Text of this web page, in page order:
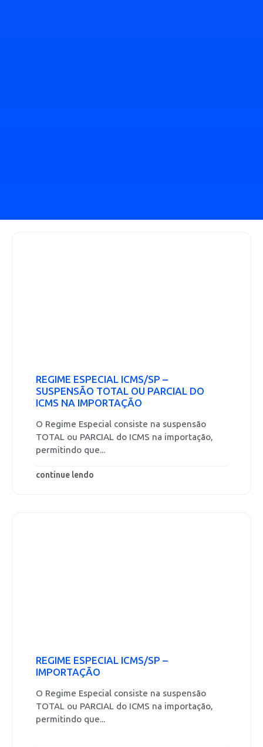
REGIME ESPECIAL ICMS/SP –
SUSPENSÃO TOTAL OU PARCIAL DO
ICMS NA IMPORTAÇÃO
O Regime Especial consiste na suspensão
TOTAL ou PARCIAL do ICMS na importação,
permitindo que...
continue lendo
REGIME ESPECIAL ICMS/SP –
IMPORTAÇÃO
O Regime Especial consiste na suspensão
TOTAL ou PARCIAL do ICMS na importação,
permitindo que...